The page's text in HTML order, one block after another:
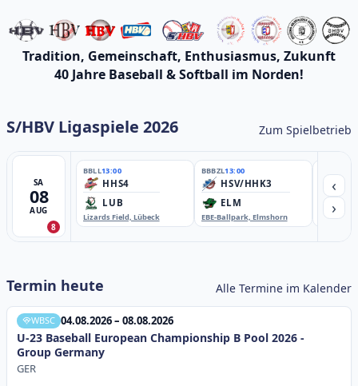
Tradition, Gemeinschaft, Enthusiasmus, Zukunft
40 Jahre Baseball & Softball im Norden!
S/HBV Ligaspiele 2026 Zum Spielbetrieb
SA
08
AUG
8
BBLL13:00
HHS4
LUB
Lizards Field, Lübeck
BBBZL13:00
HSV/HHK3
ELM
EBE-Ballpark, Elmshorn
‹
›
Termin heute Alle Termine im Kalender
WBSC 04.08.2026 – 08.08.2026
U-23 Baseball European Championship B Pool 2026 -
Group Germany
GER